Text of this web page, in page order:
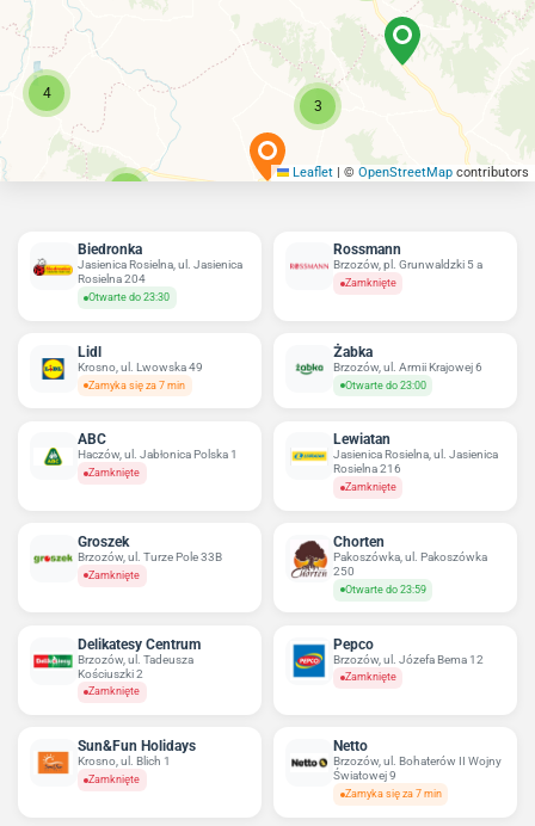
3
4
Leaflet | © OpenStreetMap contributors
Biedronka
Jasienica Rosielna, ul. Jasienica
Rosielna 204
Otwarte do 23:30
Rossmann
Brzozów, pl. Grunwaldzki 5 a
Zamknięte
Lidl
Krosno, ul. Lwowska 49
Zamyka się za 7 min
Żabka
Brzozów, ul. Armii Krajowej 6
Otwarte do 23:00
ABC
Haczów, ul. Jabłonica Polska 1
Zamknięte
Lewiatan
Jasienica Rosielna, ul. Jasienica
Rosielna 216
Zamknięte
Groszek
Brzozów, ul. Turze Pole 33B
Zamknięte
Chorten
Pakoszówka, ul. Pakoszówka
250
Otwarte do 23:59
Delikatesy Centrum
Brzozów, ul. Tadeusza
Kościuszki 2
Zamknięte
Pepco
Brzozów, ul. Józefa Bema 12
Zamknięte
Sun&Fun Holidays
Krosno, ul. Blich 1
Zamknięte
Netto
Brzozów, ul. Bohaterów II Wojny
Światowej 9
Zamyka się za 7 min